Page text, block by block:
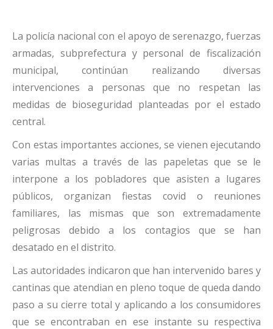
La policía nacional con el apoyo de serenazgo, fuerzas
armadas, subprefectura y personal de fiscalización
municipal, continúan realizando diversas
intervenciones a personas que no respetan las
medidas de bioseguridad planteadas por el estado
central.
Con estas importantes acciones, se vienen ejecutando
varias multas a través de las papeletas que se le
interpone a los pobladores que asisten a lugares
públicos, organizan fiestas covid o reuniones
familiares, las mismas que son extremadamente
peligrosas debido a los contagios que se han
desatado en el distrito.
Las autoridades indicaron que han intervenido bares y
cantinas que atendian en pleno toque de queda dando
paso a su cierre total y aplicando a los consumidores
que se encontraban en ese instante su respectiva